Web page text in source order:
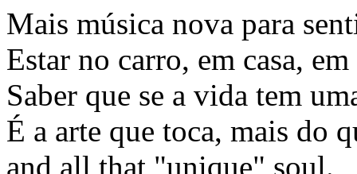
Mais música nova para
Estar no carro, em casa,
Saber que se a vida tem
É a arte que toca, mais do
and all that "unique" soul.